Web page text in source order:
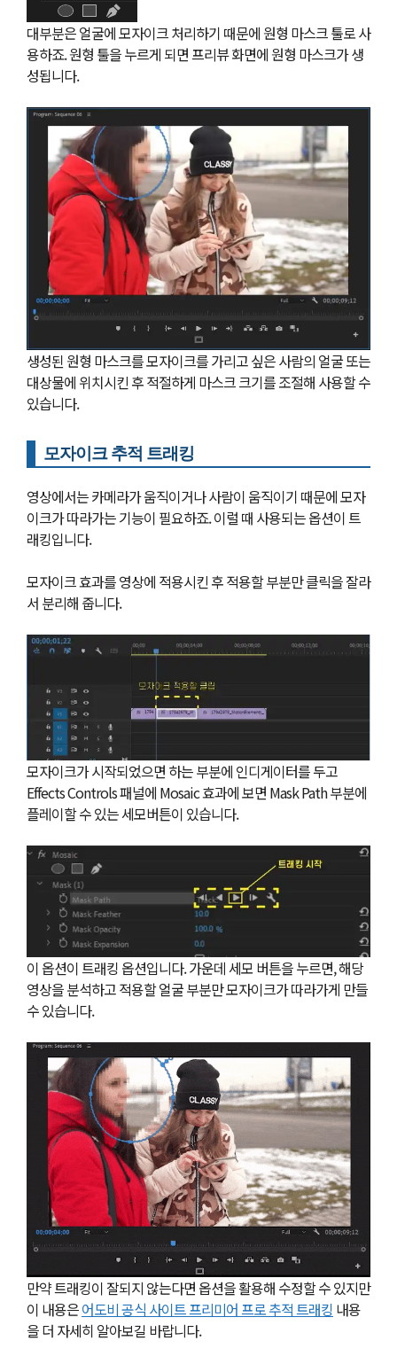
대부분은 얼굴에 모자이크 처리하기 때문에 원형 마스크 툴로 사
용하죠. 원형 툴을 누르게 되면 프리뷰 화면에 원형 마스크가 생
성됩니다.
생성된 원형 마스크를 모자이크를 가리고 싶은 사람의 얼굴 또는
대상물에 위치시킨 후 적절하게 마스크 크기를 조절해 사용할 수
있습니다.
모자이크 추적 트래킹
영상에서는 카메라가 움직이거나 사람이 움직이기 때문에 모자
이크가 따라가는 기능이 필요하죠. 이럴 때 사용되는 옵션이 트
래킹입니다.
모자이크 효과를 영상에 적용시킨 후 적용할 부분만 클릭을 잘라
서 분리해 줍니다.
모자이크가 시작되었으면 하는 부분에 인디게이터를 두고
Effects Controls 패널에 Mosaic 효과에 보면 Mask Path 부분에
플레이할 수 있는 세모버튼이 있습니다.
이 옵션이 트래킹 옵션입니다. 가운데 세모 버튼을 누르면, 해당
영상을 분석하고 적용할 얼굴 부분만 모자이크가 따라가게 만들
수 있습니다.
만약 트래킹이 잘되지 않는다면 옵션을 활용해 수정할 수 있지만
이 내용은어도비 공식 사이트 프리미어 프로 추적 트래킹 내용
을 더 자세히 알아보길 바랍니다.